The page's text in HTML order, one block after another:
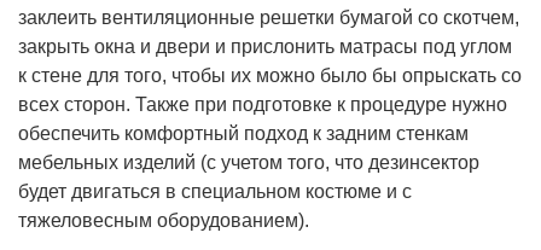
заклеить вентиляционные решетки бумагой со скотчем,
закрыть окна и двери и прислонить матрасы под углом
к стене для того, чтобы их можно было бы опрыскать со
всех сторон. Также при подготовке к процедуре нужно
обеспечить комфортный подход к задним стенкам
мебельных изделий (с учетом того, что дезинсектор
будет двигаться в специальном костюме и с
тяжеловесным оборудованием).